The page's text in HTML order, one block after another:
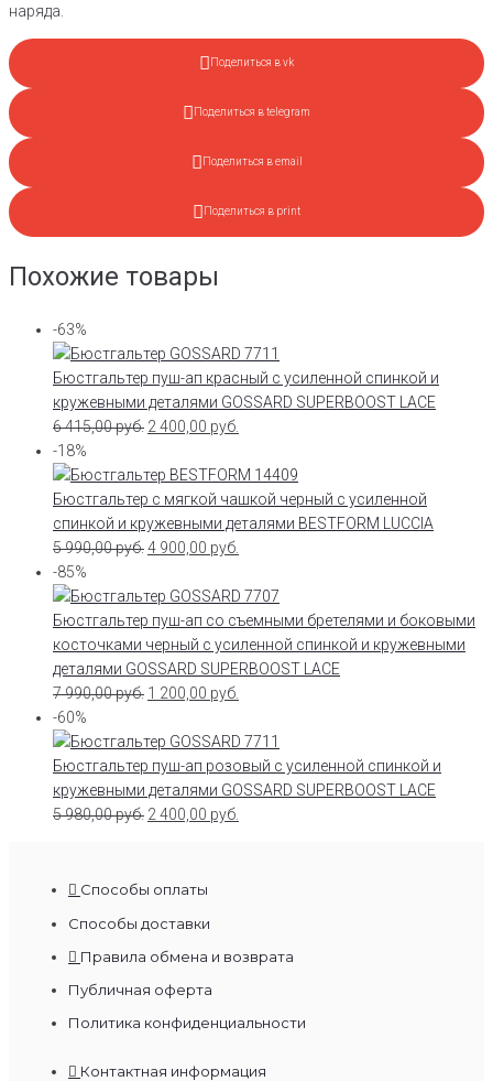
наряда.
Поделиться в vk
Поделиться в telegram
Поделиться в email
Поделиться в print
Похожие товары
-63%
Бюстгальтер пуш-ап красный с усиленной спинкой и
кружевными деталями GOSSARD SUPERBOOST LACE
6 415,00руб. 2 400,00 руб.
-18%
Бюстгальтер с мягкой чашкой черный с усиленной
спинкой и кружевными деталями BESTFORM LUCCIA
5 990,00руб.4 900,00 руб.
-85%
Бюстгальтер пуш-ап со съемными бретелями и боковыми
косточками черный с усиленной спинкой и кружевными
деталями GOSSARD SUPERBOOST LACE
7 990,00руб. 1 200,00 руб.
-60%
Бюстгальтер пуш-ап розовый с усиленной спинкой и
кружевными деталями GOSSARD SUPERBOOST LACE
5 980,00руб. 2 400,00 руб.
Способы оплаты
Способы доставки
Правила обмена и возврата
Публичная оферта
Политика конфиденциальности
Контактная информация